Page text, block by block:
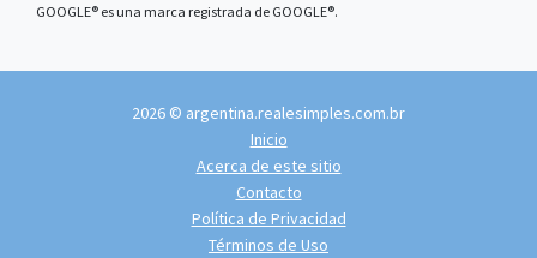
GOOGLE® es una marca registrada de GOOGLE®.
2026 © argentina.realesimples.com.br
Inicio
Acerca de este sitio
Contacto
Política de Privacidad
Términos de Uso